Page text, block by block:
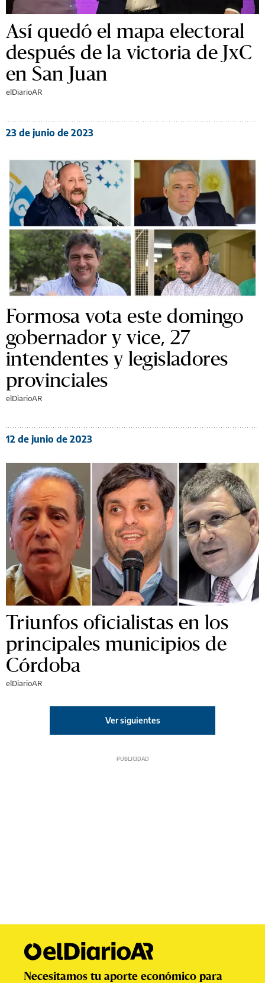
Así quedó el mapa electoral
después de la victoria de JxC
en San Juan
elDiarioAR
23 de junio de 2023
Formosa vota este domingo
gobernador y vice, 27
intendentes y legisladores
provinciales
elDiarioAR
12 de junio de 2023
Triunfos oficialistas en los
principales municipios de
Córdoba
elDiarioAR
Ver siguientes
Necesitamos tu aporte económico para